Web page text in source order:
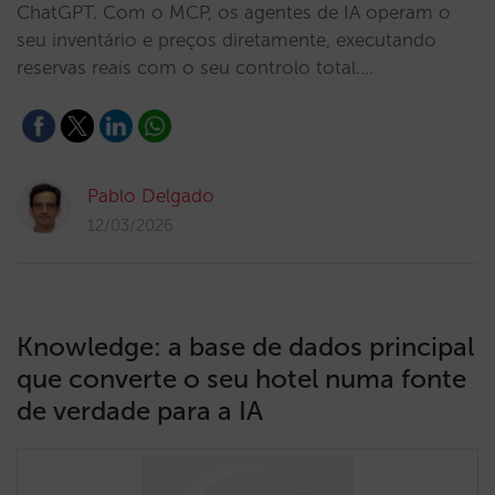
ChatGPT. Com o MCP, os agentes de IA operam o
seu inventário e preços diretamente, executando
reservas reais com o seu controlo total.…
Pablo Delgado
12/03/2026
Knowledge: a base de dados principal
que converte o seu hotel numa fonte
de verdade para a IA